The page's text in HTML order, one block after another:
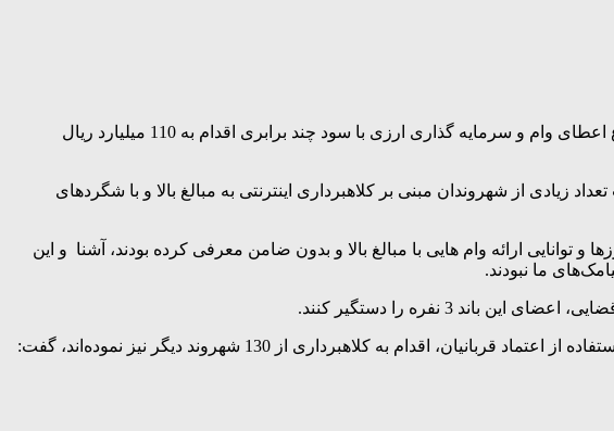
رئیس پلیس فتا استان فارس از شناسایی اعضای باند کلاهبرداری که با تبلیغات دروغین در شبکه‌های اجتماعی و با موضوع اعطای وام و سرمایه گذاری ارزی با سود چند برابری اقدام به 110 میلیارد ریال
از شهروندان مبنی بر کلاهبرداری اینترنتی به مبالغ بالا و با شگردهای
ارائه وام هایی با مبالغ بالا و بدون ضامن معرفی کرده بودند، آشنا و این
ما نبودند.
3 نفره را دستگیر کنند.
رییس پلیس فتا فارس با بیان اینکه طی بررسی‌های بیشتر مشخص شد متهمان با ایجاد کانال‌ها و گروه‌های مختلف و سو استفاده از اعتماد قربانیان، اقدام به کلاهبرداری از 130 شهروند دیگر نیز نموده‌اند، گفت: